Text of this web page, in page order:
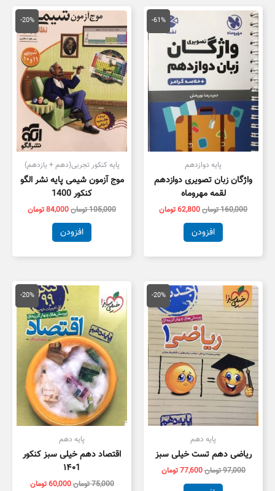
-61%
پایه دوازدهم
واژگان زبان تصویری دوازدهم
لقمه مهروماه
160,000تومان
قیمت
160,000 تومان
بود.
62,800تومان
قیمت
فعلی
62,800 تومان
است.
افزودن
-20%
پایه کنکور تجربی(دهم + یازدهم)
موج آزمون شیمی پایه نشر الگو
کنکور 1400
105,000تومان
قیمت
اصلی
105,000 تومان
بود.
84,000تومان
قیمت
فعلی
است.
افزودن
-20%
پایه دهم
ریاضی دهم تست خیلی سبز
97,000تومان
قیمت
اصلی
97,000 تومان
بود.
77,600تومان
قیمت
فعلی
77,600 تومان
است.
-20%
پایه دهم
اقتصاد دهم خیلی سبز کنکور
۱۴۰1
75,000تومان
قیمت
اصلی
75,000 تومان
بود.
60,000تومان
قیمت
فعلی
است.